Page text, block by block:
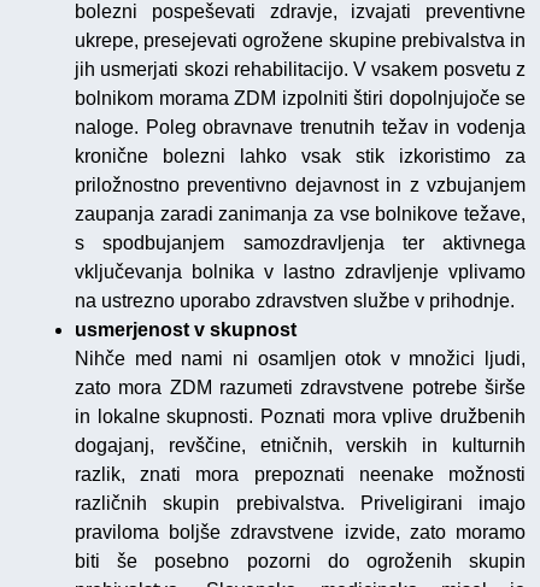
bolezni pospeševati zdravje, izvajati preventivne
ukrepe, presejevati ogrožene skupine prebivalstva in
jih usmerjati skozi rehabilitacijo. V vsakem posvetu z
bolnikom morama ZDM izpolniti štiri dopolnjujoče se
naloge. Poleg obravnave trenutnih težav in vodenja
kronične bolezni lahko vsak stik izkoristimo za
priložnostno preventivno dejavnost in z vzbujanjem
zaupanja zaradi zanimanja za vse bolnikove težave,
s spodbujanjem samozdravljenja ter aktivnega
vključevanja bolnika v lastno zdravljenje vplivamo
na ustrezno uporabo zdravstven službe v prihodnje.
usmerjenost v skupnost
Nihče med nami ni osamljen otok v množici ljudi,
zato mora ZDM razumeti zdravstvene potrebe širše
in lokalne skupnosti. Poznati mora vplive družbenih
dogajanj, revščine, etničnih, verskih in kulturnih
razlik, znati mora prepoznati neenake možnosti
različnih skupin prebivalstva. Priveligirani imajo
praviloma boljše zdravstvene izvide, zato moramo
biti še posebno pozorni do ogroženih skupin